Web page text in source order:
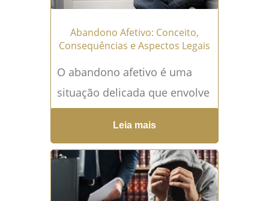
Abandono Afetivo: Conceito,
Consequências e Aspectos Legais
O abandono afetivo é uma
situação delicada que envolve
a falta de cuidado, atenção e
afeto por parte de um dos
genitores...Leia mais →
Leia mais